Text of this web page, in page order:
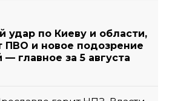
удар по Киеву и области,
ПВО и новое подозрение
главное за 5 августа